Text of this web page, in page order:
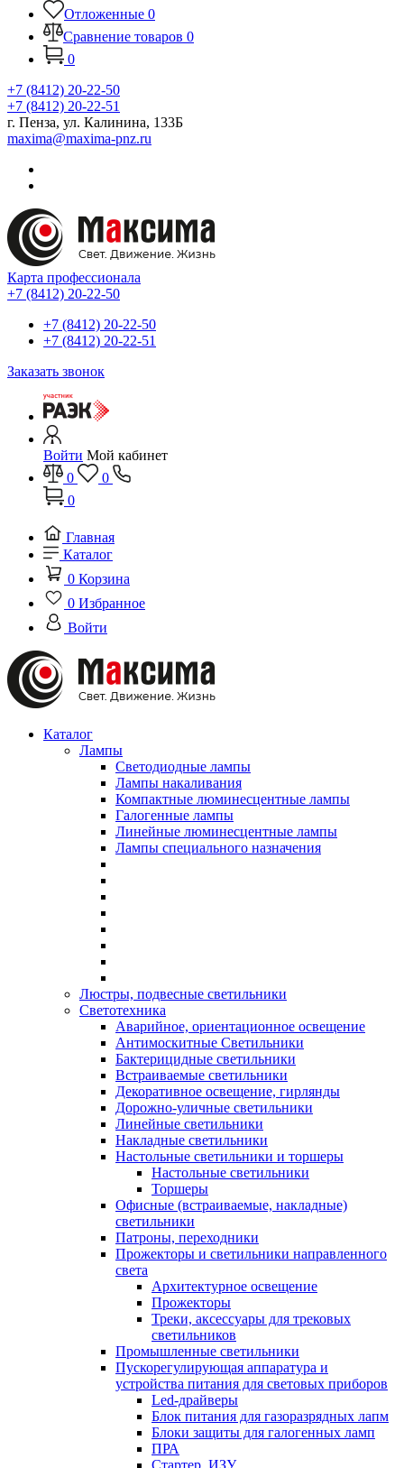
Отложенные 0
Сравнение товаров 0
0
+7 (8412) 20-22-50
+7 (8412) 20-22-51
г. Пенза, ул. Калинина, 133Б
maxima@maxima-pnz.ru
Карта профессионала
+7 (8412) 20-22-50
+7 (8412) 20-22-50
+7 (8412) 20-22-51
Заказать звонок
Войти Мой кабинет
0
0
0
Главная
Каталог
0 Корзина
0 Избранное
Войти
Каталог
Лампы
Светодиодные лампы
Лампы накаливания
Компактные люминесцентные лампы
Галогенные лампы
Линейные люминесцентные лампы
Лампы специального назначения
Люстры, подвесные светильники
Светотехника
Аварийное, ориентационное освещение
Антимоскитные Светильники
Бактерицидные светильники
Встраиваемые светильники
Декоративное освещение, гирлянды
Дорожно-уличные светильники
Линейные светильники
Накладные светильники
Настольные светильники и торшеры
Настольные светильники
Торшеры
Офисные (встраиваемые, накладные)
светильники
Патроны, переходники
Прожекторы и светильники направленного
света
Архитектурное освещение
Прожекторы
Треки, аксессуары для трековых
светильников
Промышленные светильники
Пускорегулирующая аппаратура и
устройства питания для световых приборов
Led-драйверы
Блок питания для газоразрядных лапм
Блоки защиты для галогенных ламп
ПРА
Стартер, ИЗУ